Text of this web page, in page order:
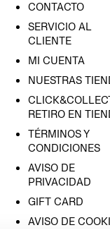
CONTACTO
SERVICIO AL
CLIENTE
MI CUENTA
NUESTRAS
RETIRO EN
TÉRMINOS Y
CONDICIONES
AVISO DE
PRIVACIDAD
GIFT CARD
AVISO DE